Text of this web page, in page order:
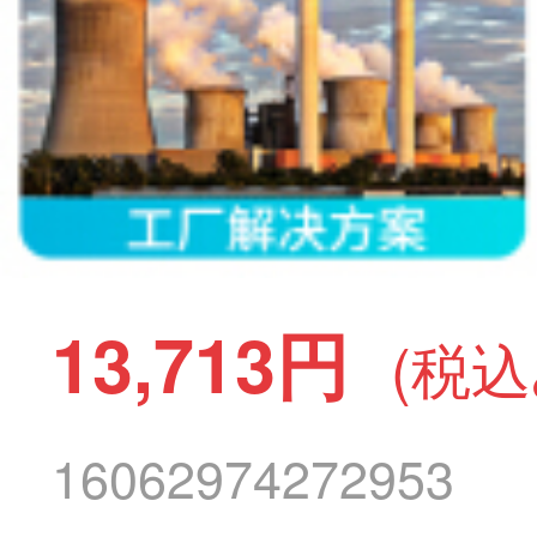
13,713円 (税
16062974272953